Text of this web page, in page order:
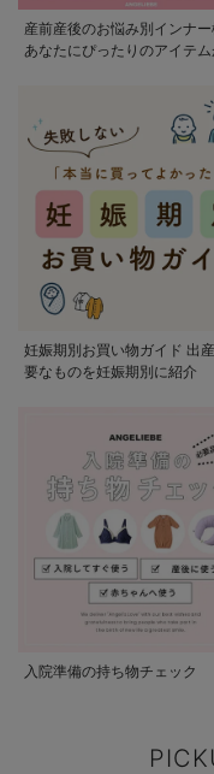
産前産後のお悩み別インナ
あなたにぴったりのアイテム
妊娠期別お買い物ガイド 出
要なものを妊娠期別に紹介
入院準備の持ち物チェック